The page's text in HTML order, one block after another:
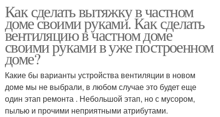
Как сделать вытяжку в частном
доме своими руками. Как сделать
вентиляцию в частном доме
своими руками в уже построенном
доме?
Какие бы варианты устройства вентиляции в новом
доме мы не выбрали, в любом случае это будет еще
один этап ремонта . Небольшой этап, но с мусором,
пылью и прочими неприятными атрибутами.